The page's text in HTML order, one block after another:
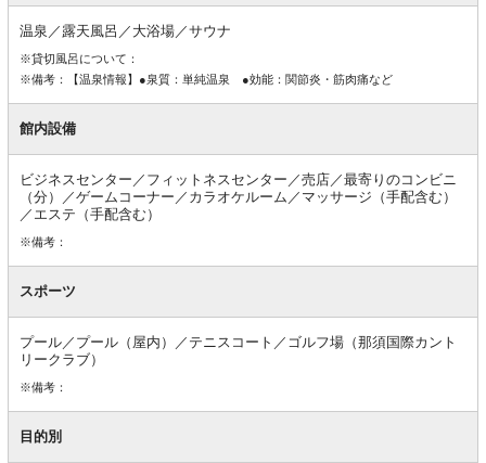
温泉／露天風呂／大浴場／サウナ
※貸切風呂について：
※備考：【温泉情報】●泉質：単純温泉 ●効能：関節炎・筋肉痛など
館内設備
ビジネスセンター／フィットネスセンター／売店／最寄りのコンビニ
（分）／ゲームコーナー／カラオケルーム／マッサージ（手配含む）
／エステ（手配含む）
※備考：
スポーツ
プール／プール（屋内）／テニスコート／ゴルフ場（那須国際カント
リークラブ）
※備考：
目的別